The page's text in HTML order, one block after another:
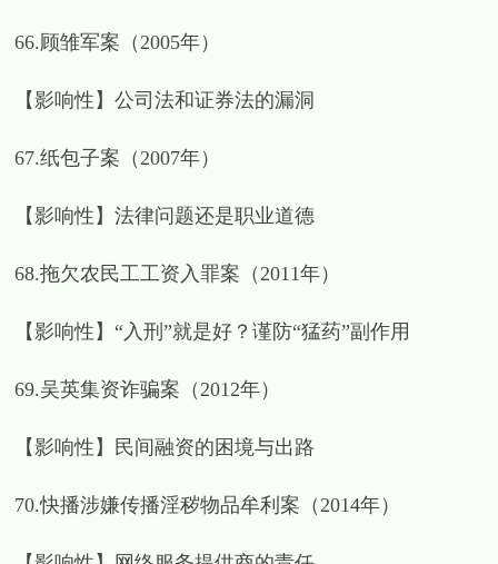
66.顾雏军案（2005年）
【影响性】公司法和证券法的漏洞
67.纸包子案（2007年）
【影响性】法律问题还是职业道德
68.拖欠农民工工资入罪案（2011年）
【影响性】“入刑”就是好？谨防“猛药”副作用
69.吴英集资诈骗案（2012年）
【影响性】民间融资的困境与出路
70.快播涉嫌传播淫秽物品牟利案（2014年）